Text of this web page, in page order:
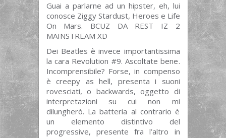
Guai a parlarne ad un hipster, eh, lui
conosce Ziggy Stardust, Heroes e Life
On Mars. BCUZ DA REST IZ 2
MAINSTREAM XD
Dei Beatles è invece importantissima
la cara Revolution #9. Ascoltate bene.
Incomprensibile? Forse, in compenso
è creepy as hell, presenta i suoni
rovesciati, o backwards, oggetto di
interpretazioni su cui non mi
dilungherò. La batteria al contrario è
un elemento distintivo del
progressive, presente fra l’altro in